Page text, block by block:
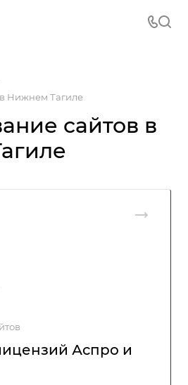
Нижнем Тагиле
сайтов в
Аспро и